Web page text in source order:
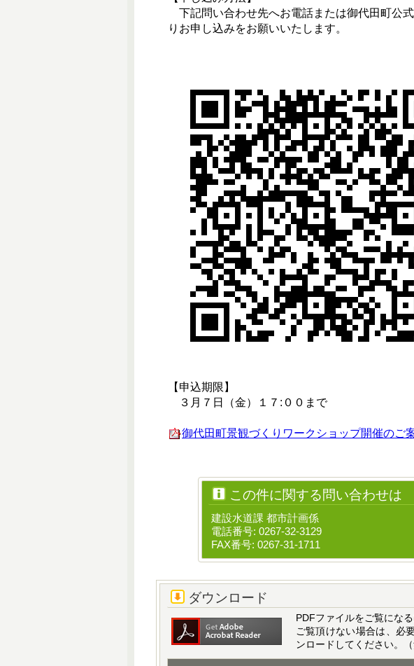
下記問い合わせ先へお電話または御代田町公
りお申し込みをお願いいたします。
【申込期限】
３月７日（金）１７:００まで
御代田町景観づくりワークショップ開催のご
この件に関する問い合わせは
建設水道課 都市計画係
電話番号: 0267-32-3129
FAX番号: 0267-31-1711
ダウンロード
PDFファイルをご覧にな
ご覧頂けない場合は、必
ンロードしてください。